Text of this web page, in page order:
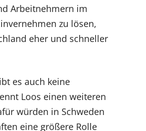
Arbeitnehmern im
zu lösen,
eher und schneller
es auch keine
Loos einen weiteren
würden in Schweden
eine größere Rolle